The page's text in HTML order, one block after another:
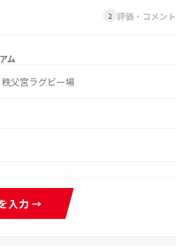
2 評価・コメント
ム
入力 →